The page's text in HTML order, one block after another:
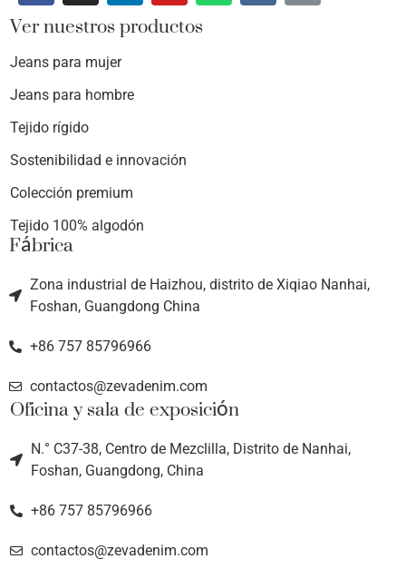
Ver nuestros productos
Jeans para mujer
Jeans para hombre
Tejido rígido
Sostenibilidad e innovación
Colección premium
Tejido 100% algodón
Fábrica
Zona industrial de Haizhou, distrito de Xiqiao Nanhai,
Foshan, Guangdong China
+86 757 85796966
contactos@zevadenim.com
Oficina y sala de exposición
N.° C37-38, Centro de Mezclilla, Distrito de Nanhai,
Foshan, Guangdong, China
+86 757 85796966
contactos@zevadenim.com